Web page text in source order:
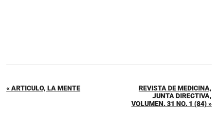
« ARTICULO, LA MENTE
REVISTA DE MEDICINA,
JUNTA DIRECTIVA,
VOLUMEN. 31 NO. 1 (84) »